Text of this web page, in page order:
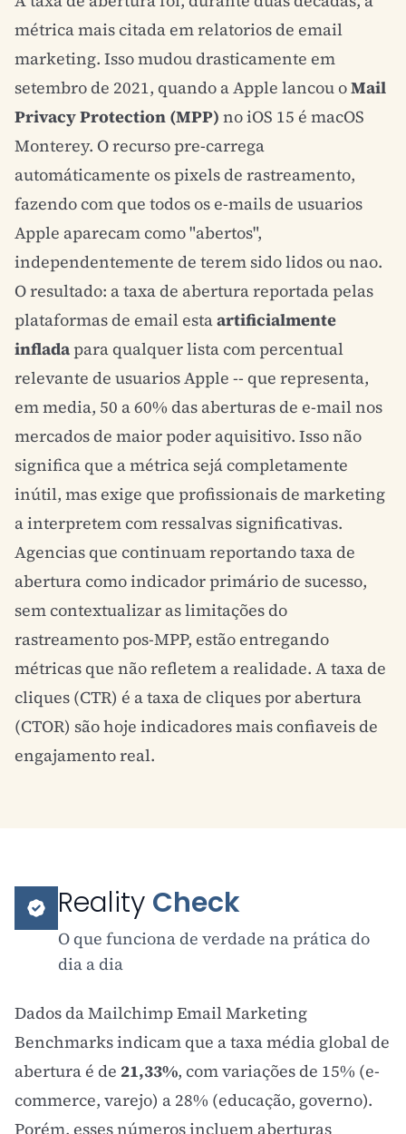
métrica mais citada em relatorios de email
marketing. Isso mudou drasticamente em
setembro de 2021, quando a Apple lancou oMail
Privacy Protection (MPP) no iOS 15 é macOS
Monterey. O recurso pre-carrega
automáticamente os pixels de rastreamento,
fazendo com que todos os e-mails de usuarios
Apple aparecam como "abertos",
independentemente de terem sido lidos ou nao.
O resultado: a taxa de abertura reportada pelas
plataformas de email estaartificialmente
infladapara qualquer lista com percentual
relevante de usuarios Apple -- que representa,
em media, 50 a 60% das aberturas de e-mail nos
mercados de maior poder aquisitivo. Isso não
significa que a métrica sejá completamente
inútil, mas exige que profissionais de marketing
a interpretem com ressalvas significativas.
Agencias que continuam reportando taxa de
abertura como indicador primário de sucesso,
sem contextualizar as limitações do
rastreamento pos-MPP, estão entregando
métricas que não refletem a realidade. A taxa de
cliques (CTR) é a taxa de cliques por abertura
(CTOR) são hoje indicadores mais confiaveis de
engajamentoreal.
Reality Check
O que funciona de verdade na prática do
dia a dia
Dados daMailchimp Email Marketing
Benchmarksindicam que a taxa média global de
abertura é de 21,33%, com variações de 15% (e-
commerce, varejo) a 28% (educação, governo).
Porém, esses números incluem aberturas